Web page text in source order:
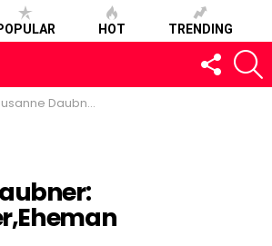
HOT TRENDING
FOLLOW
US
Daubner: Alter,Kinder,Eheman